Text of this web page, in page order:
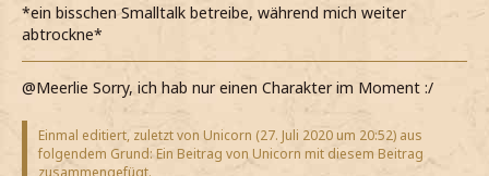
*ein bisschen Smalltalk betreibe, während mich weiter
abtrockne*
@Meerlie Sorry, ich hab nur einen Charakter im Moment :/
Einmal editiert, zuletzt von Unicorn (27. Juli 2020 um 20:52) aus
folgendem Grund: Ein Beitrag von Unicorn mit diesem Beitrag
zusammengefügt.